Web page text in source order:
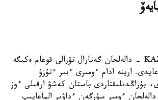
استانا. KAZINFORM - دالەلحان گەنارال تۋرالى قوعام ەكىگە
ارينە ادام ءومىرى ءبىر ءتۇزۋ
بۇراڭدىلىقتاردى باستان كەشۋ ارقىلى ءوز